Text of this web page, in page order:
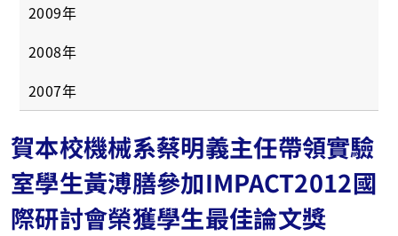
2009年
2008年
2007年
賀本校機械系蔡明義主任帶領實驗
室學生黃溥膳參加IMPACT2012國
際研討會榮獲學生最佳論文獎